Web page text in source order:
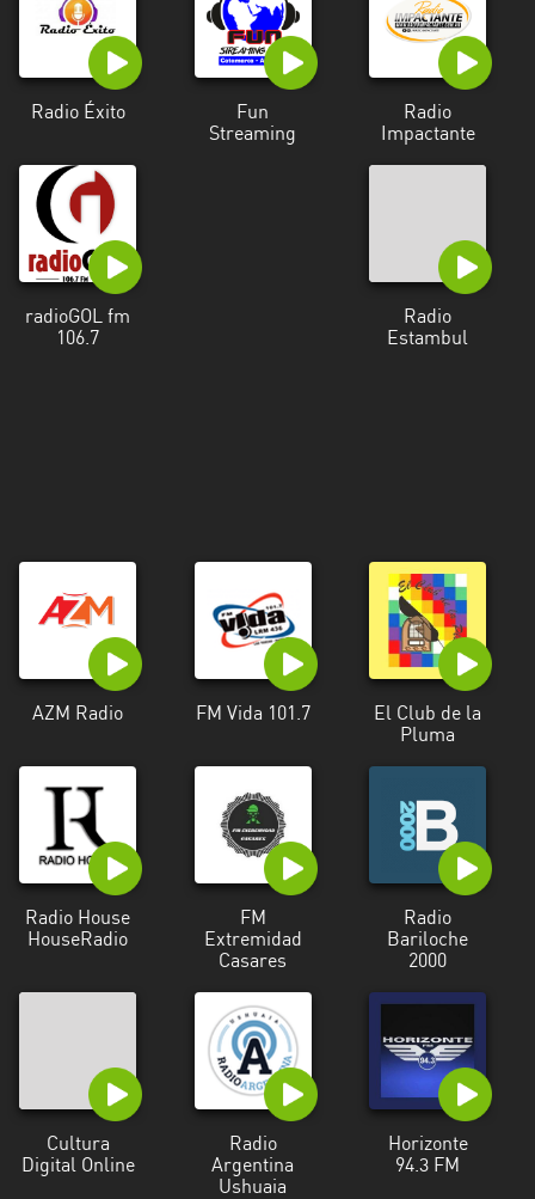
Radio Éxito
Fun
Streaming
Radio
Impactante
radioGOL fm
106.7
Radio
Estambul
AZM Radio FM Vida 101.7
El Club de la
Pluma
Radio House
HouseRadio
FM
Extremidad
Casares
Radio
Bariloche
2000
Cultura
Digital Online
Radio
Argentina
Ushuaia
Horizonte
94.3 FM